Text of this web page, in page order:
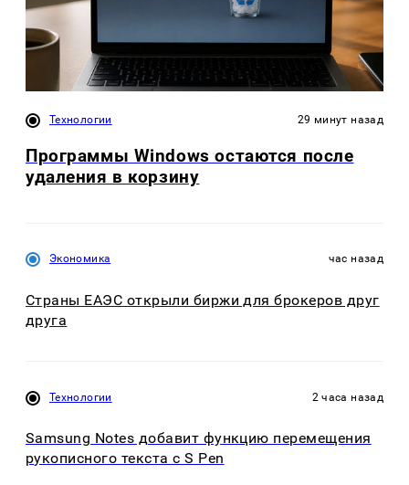
Технологии 29 минут назад
Программы Windows остаются после
удаления в корзину
Экономика час назад
Страны ЕАЭС открыли биржи для брокеров друг
друга
Технологии 2 часа назад
Samsung Notes добавит функцию перемещения
рукописного текста с S Pen